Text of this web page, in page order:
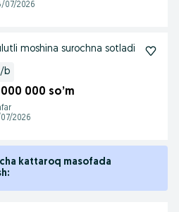
07/2026
moshina surochna sotladi
b
000 so’m
07/2026
kattaroq masofada